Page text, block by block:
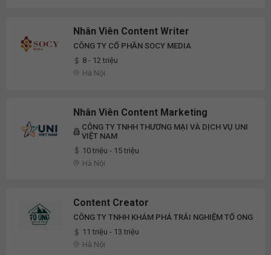
Nhân Viên Content Writer
CÔNG TY CỔ PHẦN SOCY MEDIA
8 - 12 triệu
Hà Nội
Nhân Viên Content Marketing
CÔNG TY TNHH THƯƠNG MẠI VÀ DỊCH VỤ UNI
VIỆT NAM
10 triệu - 15 triệu
Hà Nội
Content Creator
CÔNG TY TNHH KHÁM PHÁ TRẢI NGHIỆM TỔ ONG
11 triệu - 13 triệu
Hà Nội